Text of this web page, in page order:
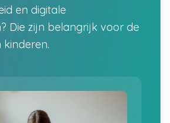
en digitale
Die zijn belangrijk voor de